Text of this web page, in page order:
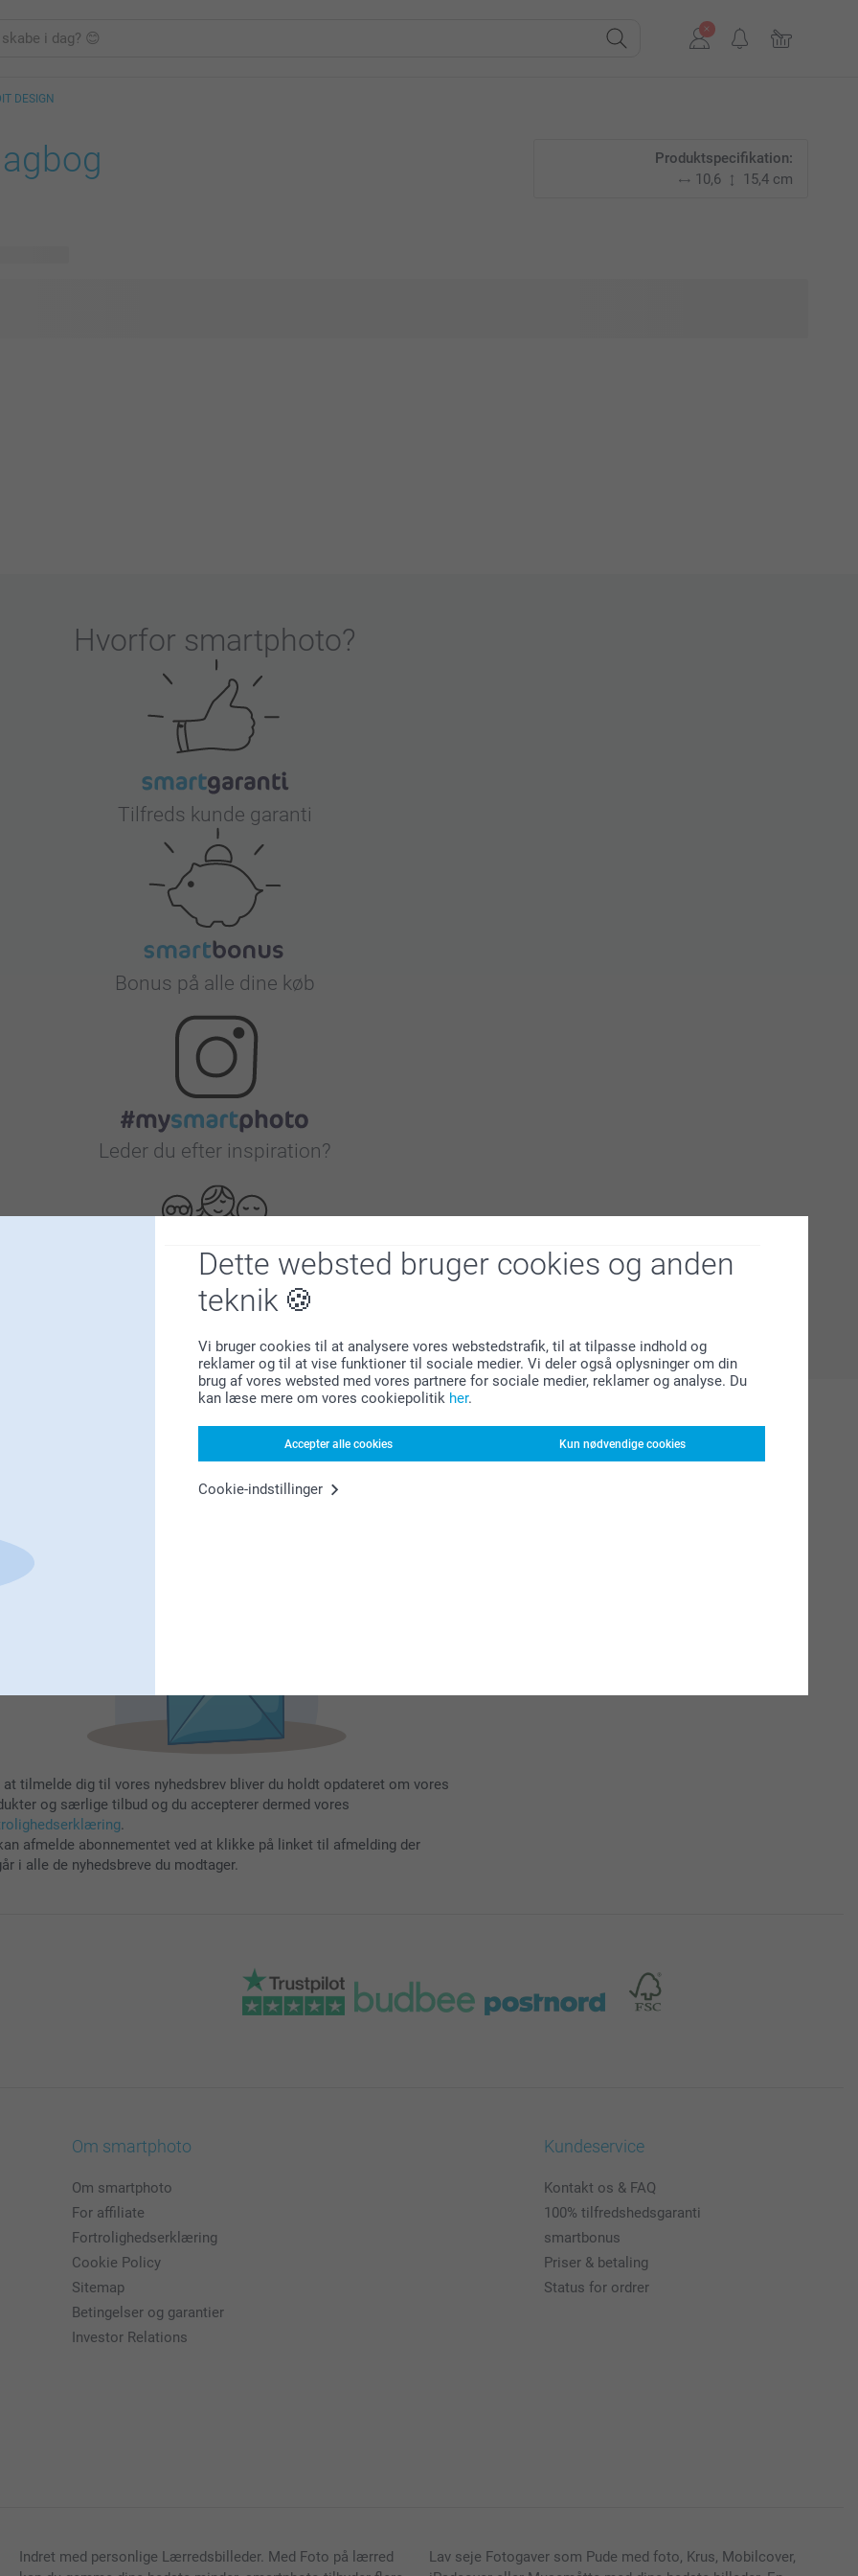
Dette websted bruger cookies og anden
teknik
Vi bruger cookies til at analysere vores webstedstrafik, til at tilpasse indhold og
reklamer og til at vise funktioner til sociale medier. Vi deler også oplysninger om din
brug af vores websted med vores partnere for sociale medier, reklamer og analyse. Du
kan læse mere om vores cookiepolitik her.
Accepter alle cookies Kun nødvendige cookies
Cookie-indstillinger
DESIGN
Produktspecifikation:
10,6
15,4 cm
Hvorfor smartphoto?
Tilfreds kunde garanti
Bonus på alle dine køb
Leder du efter inspiration?
Førsteklasses kundeservice!
Tilmeld dig vores nyhedsbrev
at tilmelde dig til vores nyhedsbrev bliver du holdt opdateret om vores
og særlige tilbud og du accepterer dermed vores
.
afmelde abonnementet ved at klikke på linket til afmelding der
i alle de nyhedsbreve du modtager.
Om smartphoto
Om smartphoto
For affiliate
Fortrolighedserklæring
Cookie Policy
Sitemap
Betingelser og garantier
Investor Relations
Kundeservice
Kontakt os & FAQ
100% tilfredshedsgaranti
smartbonus
Priser & betaling
Status for ordrer
Indret med personlige Lærredsbilleder. Med Foto på lærred
Lav seje Fotogaver som Pude med foto, Krus, Mobilcover,